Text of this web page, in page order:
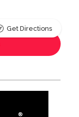
Get Directions